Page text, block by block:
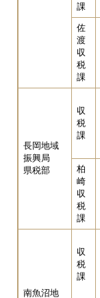
課
佐
渡
収
税
課
長岡地域
振興局
県税部
収
税
課
柏
崎
収
税
課
南魚沼地
収
税
課